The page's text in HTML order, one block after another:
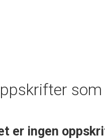
er ingen